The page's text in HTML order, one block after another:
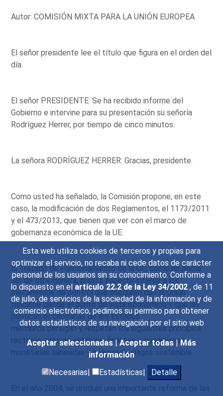
Esta web utiliza cookies de terceros y propias para
optimizar el servicio, no recaba ni cede datos de carácter
personal de los usuarios sin su conocimiento. Conforme a
lo dispuesto en el artículo 22.2 de la Ley 34/2002 , de 11
de julio, de servicios de la sociedad de la información y de
comercio electrónico, pedimos su permiso para obtener
datos estadísticos de su navegación por el sitio web
Aceptar seleccionadas|Aceptar todas |Más
información
Necesarias|
Estadísticas| Detalle
Autor: COMISIÓN MIXTA PARA LA UNIÓN EUROPEA
El señor presidente lee el título que figura en el orden del
día.
El señor PRESIDENTE: Se ha recibido informe del
Gobierno e intervine para su presentación su señoría
Rodríguez Herrer, por tiempo de cinco minutos.
La señora RODRÍGUEZ HERRER: Gracias, presidente.
Como usted ha señalado, la Comisión propone, en este
caso, la modificación de dos Reglamentos, el 1173/2011
y el 473/2013, que tienen que ver con el marco de
gobernanza económica de la UE.
El Tratado de Funcionamiento de la UE, como no podía
ser de otra manera, presta especial interés a los
mecanismos de control que aseguren que la Unión
funcione desde el punto de vista económico y que las
políticas económicas de los Estados
miembros persigan y respeten los siguientes principios
rectores: precios estables, finanzas y condiciones
monetarias saneadas y balanza de pagos sostenible.
En el año 2004, se produjo una importante reforma de las